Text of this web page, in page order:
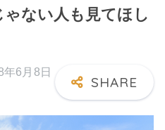
ない人も見てほし
年6月8日